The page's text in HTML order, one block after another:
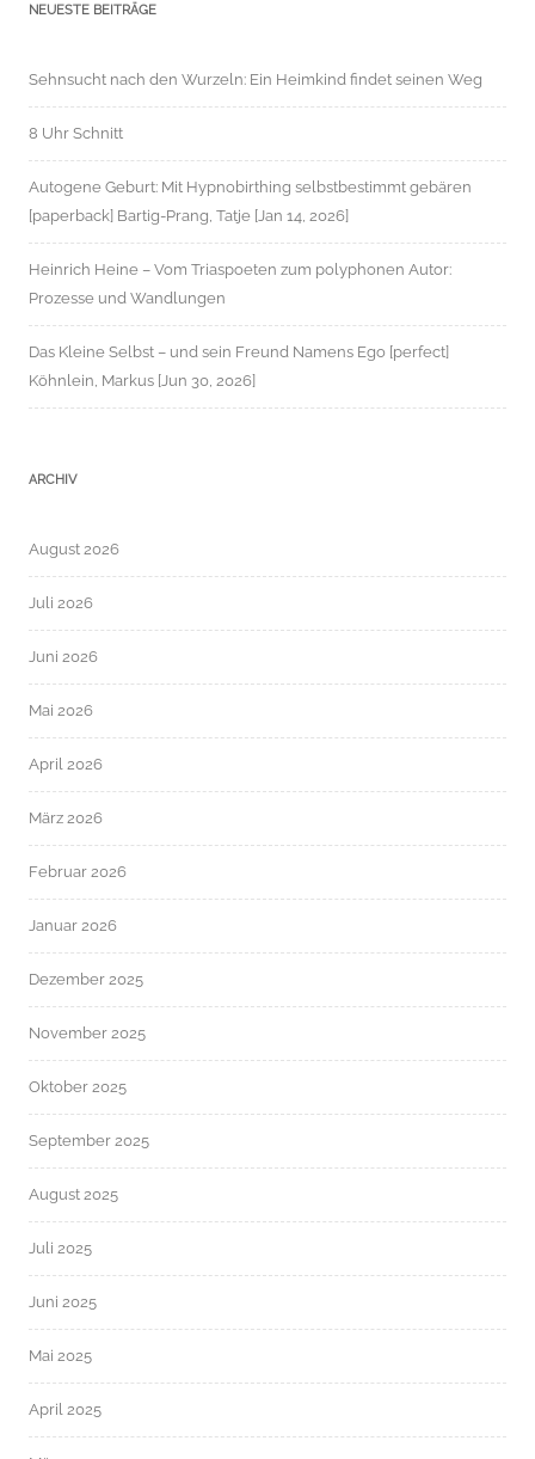
NEUESTE BEITRÄGE
Sehnsucht nach den Wurzeln: Ein Heimkind findet seinen Weg
8 Uhr Schnitt
Autogene Geburt: Mit Hypnobirthing selbstbestimmt gebären
[paperback] Bartig-Prang, Tatje [Jan 14, 2026]
Heinrich Heine – Vom Triaspoeten zum polyphonen Autor:
Prozesse und Wandlungen
Das Kleine Selbst – und sein Freund Namens Ego [perfect]
Köhnlein, Markus [Jun 30, 2026]
ARCHIV
August 2026
Juli 2026
Juni 2026
Mai 2026
April 2026
März 2026
Februar 2026
Januar 2026
Dezember 2025
November 2025
Oktober 2025
September 2025
August 2025
Juli 2025
Juni 2025
Mai 2025
April 2025